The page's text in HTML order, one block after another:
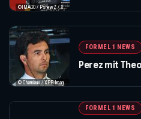
©IMAGO / PsnewZ / XPB Images
FORMEL 1 NEWS
Perez mit
FORMEL 1 NEWS